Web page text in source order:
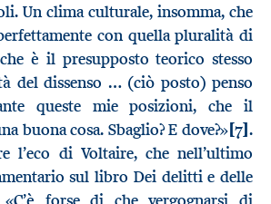
Un clima culturale, insomma, che
con quella pluralità di
è il presupposto teorico stesso
del dissenso … (ciò posto) penso
queste mie posizioni, che il
buona cosa. Sbaglio? E dove?»[7].
l’eco di Voltaire, che nell’ultimo
sul libro Dei delitti e delle